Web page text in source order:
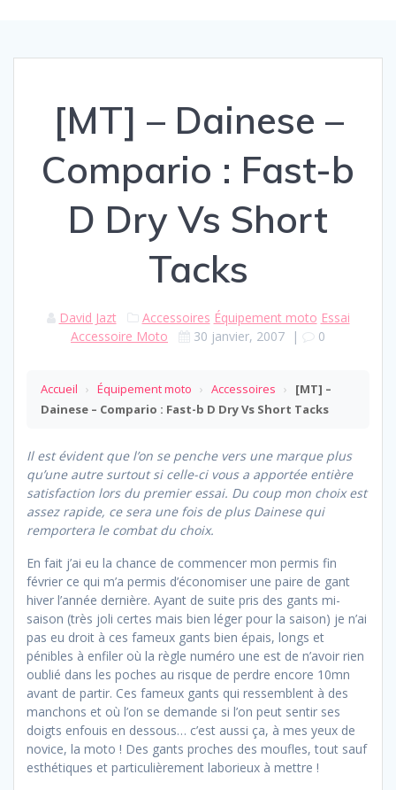
[MT] – Dainese –
Compario : Fast-b
D Dry Vs Short
Tacks
David Jazt Accessoires Équipement moto Essai
Accessoire Moto
30 janvier, 2007 | 0
Accueil › Équipement moto › Accessoires ›
[MT] –
Dainese – Compario : Fast-b D Dry Vs Short Tacks
Il est évident que l’on se penche vers une marque plus
qu’une autre surtout si celle-ci vous a apportée entière
satisfaction lors du premier essai. Du coup mon choix est
assez rapide, ce sera une fois de plus Dainese qui
remportera le combat du choix.
En fait j’ai eu la chance de commencer mon permis fin
février ce qui m’a permis d’économiser une paire de gant
hiver l’année dernière. Ayant de suite pris des gants mi-
saison (très joli certes mais bien léger pour la saison) je n’ai
pas eu droit à ces fameux gants bien épais, longs et
pénibles à enfiler où la règle numéro une est de n’avoir rien
oublié dans les poches au risque de perdre encore 10mn
avant de partir. Ces fameux gants qui ressemblent à des
manchons et où l’on se demande si l’on peut sentir ses
doigts enfouis en dessous… c’est aussi ça, à mes yeux de
novice, la moto ! Des gants proches des moufles, tout sauf
esthétiques et particulièrement laborieux à mettre !